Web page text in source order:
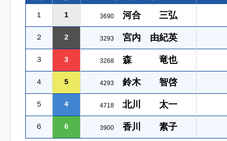
１ 1 3690 河合 三弘
２ 2 3293 宮内 由紀英
３ 3 3268 森 竜也
４ 5 4293 鈴木 智啓
５ 4 4718 北川 太一
６ 6 3900 香川 素子